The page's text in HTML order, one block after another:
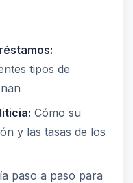
tipos de
Cómo su
y las tasas de los
paso a paso para